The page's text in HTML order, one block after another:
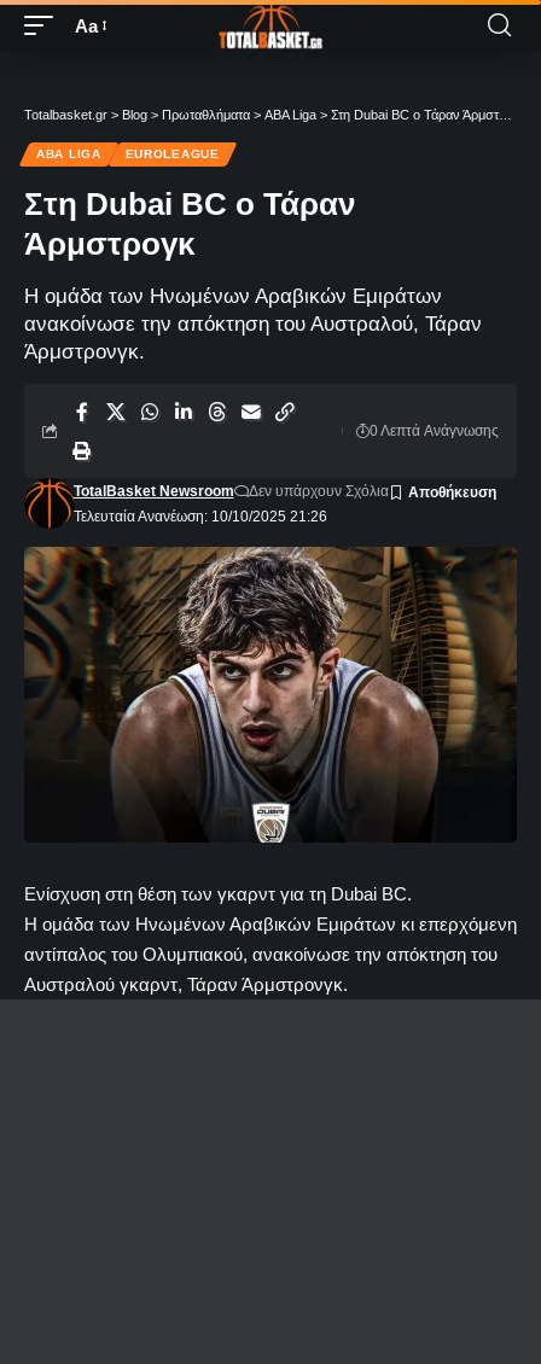
Aa
Totalbasket.gr > Blog > Πρωταθλήματα > ABA Liga > Στη Dubai BC ο Τάραν Άρμστρογκ
ABA LIGA EUROLEAGUE
Στη Dubai BC ο Τάραν
Άρμστρογκ
Η ομάδα των Ηνωμένων Αραβικών Εμιράτων
ανακοίνωσε την απόκτηση του Αυστραλού, Τάραν
Άρμστρονγκ.
Τελευταία Ανανέωση: 10/10/2025 21:26
TotalBasket Newsroom Δεν υπάρχουν Σχόλια
0 Λεπτά Aνάγνωσης
Ενίσχυση στη θέση των γκαρντ για τη Dubai BC.
Η ομάδα των Ηνωμένων Αραβικών Εμιράτων κι επερχόμενη
αντίπαλος του Ολυμπιακού, ανακοίνωσε την απόκτηση του
Αυστραλού γκαρντ, Τάραν Άρμστρονγκ.